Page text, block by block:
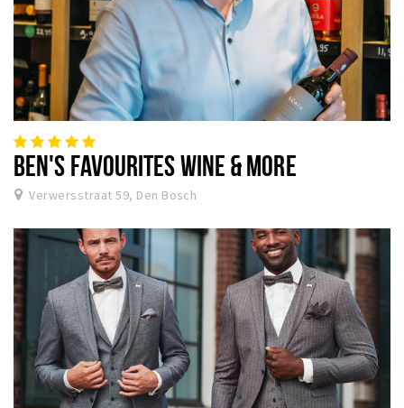
BEN'S FAVOURITES WINE & MORE
Verwersstraat 59, Den Bosch